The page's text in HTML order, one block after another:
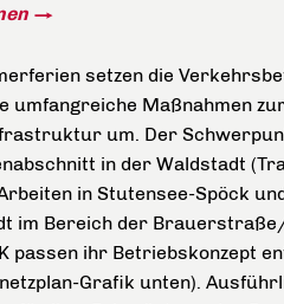
setzen die
umfangreiche Maßnahmen
um. Der
in der Waldstadt
in Stutensee-Spöck
im Bereich der
passen ihr Betriebskonzept
Grafik unten).